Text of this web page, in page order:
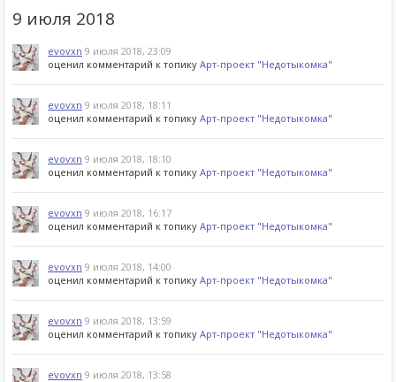
9 июля 2018
evovxn 9 июля 2018, 23:09
оценил комментарий к топику Арт-проект "Недотыкомка"
evovxn 9 июля 2018, 18:11
оценил комментарий к топику Арт-проект "Недотыкомка"
evovxn 9 июля 2018, 18:10
оценил комментарий к топику Арт-проект "Недотыкомка"
evovxn 9 июля 2018, 16:17
оценил комментарий к топику Арт-проект "Недотыкомка"
evovxn 9 июля 2018, 14:00
оценил комментарий к топику Арт-проект "Недотыкомка"
evovxn 9 июля 2018, 13:59
оценил комментарий к топику Арт-проект "Недотыкомка"
evovxn 9 июля 2018, 13:58